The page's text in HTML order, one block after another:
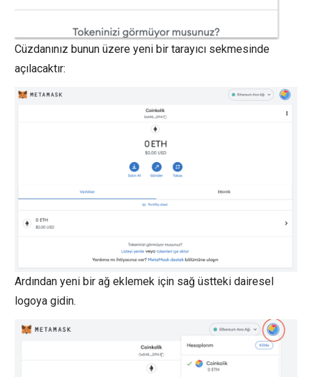
Cüzdanınız bunun üzere yeni bir tarayıcı sekmesinde
açılacaktır:
Ardından yeni bir ağ eklemek için sağ üstteki dairesel
logoya gidin.